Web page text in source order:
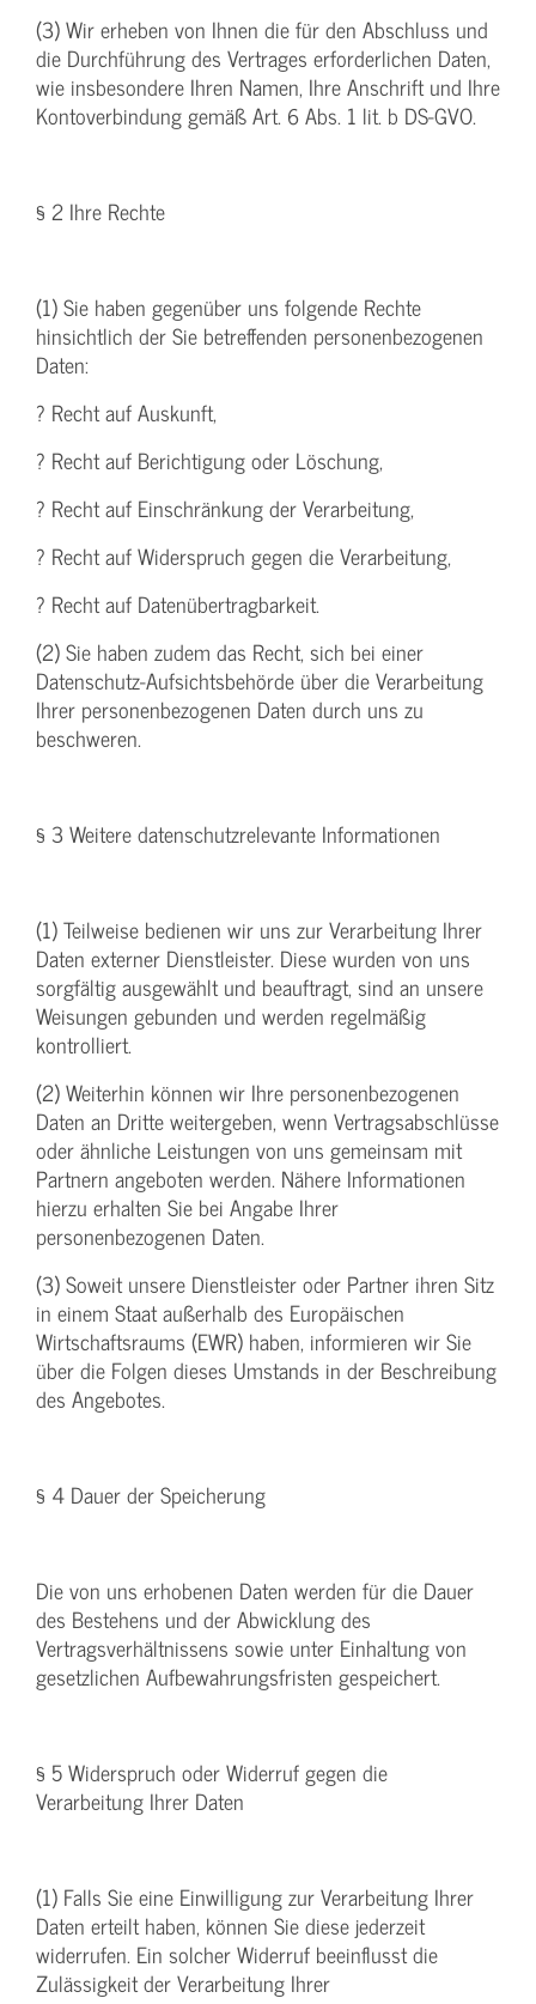
(3) Wir erheben von Ihnen die für den Abschluss und
die Durchführung des Vertrages erforderlichen Daten,
wie insbesondere Ihren Namen, Ihre Anschrift und Ihre
Kontoverbindung gemäß Art. 6 Abs. 1 lit. b DS-GVO.
§ 2 Ihre Rechte
(1) Sie haben gegenüber uns folgende Rechte
hinsichtlich der Sie betreffenden personenbezogenen
Daten:
? Recht auf Auskunft,
? Recht auf Berichtigung oder Löschung,
? Recht auf Einschränkung der Verarbeitung,
? Recht auf Widerspruch gegen die Verarbeitung,
? Recht auf Datenübertragbarkeit.
(2) Sie haben zudem das Recht, sich bei einer
Datenschutz-Aufsichtsbehörde über die Verarbeitung
Ihrer personenbezogenen Daten durch uns zu
beschweren.
§ 3 Weitere datenschutzrelevante Informationen
(1) Teilweise bedienen wir uns zur Verarbeitung Ihrer
Daten externer Dienstleister. Diese wurden von uns
sorgfältig ausgewählt und beauftragt, sind an unsere
Weisungen gebunden und werden regelmäßig
kontrolliert.
(2) Weiterhin können wir Ihre personenbezogenen
Daten an Dritte weitergeben, wenn Vertragsabschlüsse
oder ähnliche Leistungen von uns gemeinsam mit
Partnern angeboten werden. Nähere Informationen
hierzu erhalten Sie bei Angabe Ihrer
personenbezogenen Daten.
(3) Soweit unsere Dienstleister oder Partner ihren Sitz
in einem Staat außerhalb des Europäischen
Wirtschaftsraums (EWR) haben, informieren wir Sie
über die Folgen dieses Umstands in der Beschreibung
des Angebotes.
§ 4 Dauer der Speicherung
Die von uns erhobenen Daten werden für die Dauer
des Bestehens und der Abwicklung des
Vertragsverhältnissens sowie unter Einhaltung von
gesetzlichen Aufbewahrungsfristen gespeichert.
§ 5 Widerspruch oder Widerruf gegen die
Verarbeitung Ihrer Daten
(1) Falls Sie eine Einwilligung zur Verarbeitung Ihrer
Daten erteilt haben, können Sie diese jederzeit
widerrufen. Ein solcher Widerruf beeinflusst die
Zulässigkeit der Verarbeitung Ihrer